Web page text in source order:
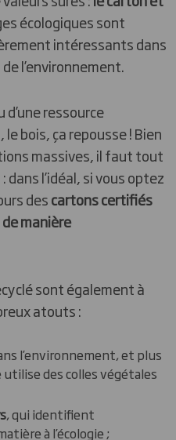
écologiques sont
intéressants dans
l’environnement.
ressource
bois, ça repousse ! Bien
massives, il faut tout
dans l’idéal, si vous optez
descartons certifiés
manière
sont également à
atouts :
l’environnement, et plus
utilise des colles végétales
, qui identifient
à l’écologie ;